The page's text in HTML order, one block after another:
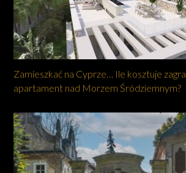
Zamieszkać na Cyprze… Ile kosztuje
apartament nad Morzem Śródziemnym?